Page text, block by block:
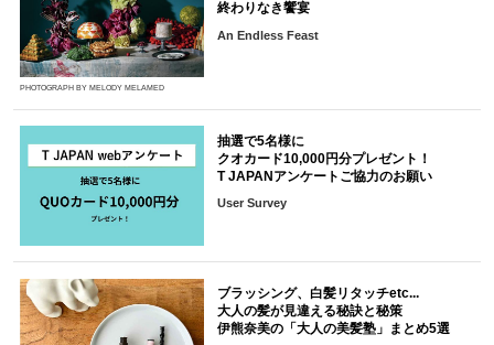
PHOTOGRAPH BY MELODY MELAMED
終わりなき饗宴
An Endless Feast
抽選で5名様に
クオカード10,000円分プレゼント！
T JAPANアンケートご協力のお願い
User Survey
ブラッシング、白髪リタッチetc...
大人の髪が見違える秘訣と秘策
伊熊奈美の「大人の美髪塾」まとめ5選